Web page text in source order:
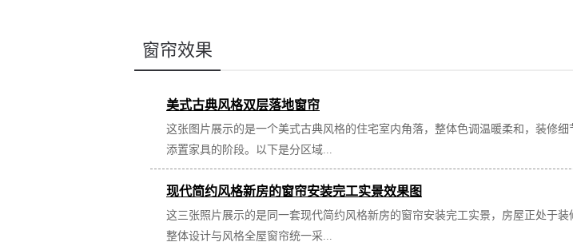
窗帘效果
美式古典风格双层落地窗帘
这张图片展示的是一个美式古典风格的住宅室内角落，整体色调温暖柔和，装修
添置家具的阶段。以下是分区域...
现代简约风格新房的窗帘安装完工实景效果图
这三张照片展示的是同一套现代简约风格新房的窗帘安装完工实景，房屋正处于
整体设计与风格全屋窗帘统一采...